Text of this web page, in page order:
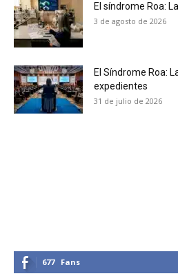
No te pierdas
últimas noticias
El síndrome Roa:
3 de agosto de 2026
El Síndrome Roa:
expedientes
31 de julio de 2026
677 Fans